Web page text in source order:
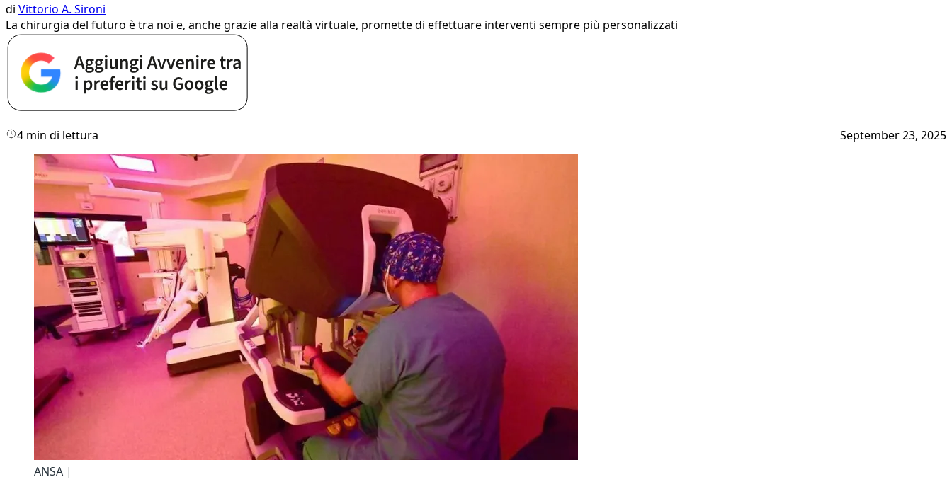
di Vittorio A. Sironi
La chirurgia del futuro è tra noi e, anche grazie alla realtà virtuale, promette di effettuare interventi sempre più personalizzati
4 min di lettura September 23, 2025
ANSA |